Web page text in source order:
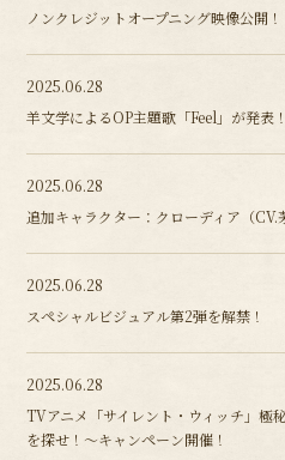
ノンクレジットオープニング映像公開！
2025.06.28
羊文学によるOP主題歌「Feel」が発表
2025.06.28
追加キャラクター：クローディア（CV.
2025.06.28
スペシャルビジュアル第2弾を解禁！
2025.06.28
TVアニメ「サイレント・ウィッチ」極
を探せ！～キャンペーン開催！